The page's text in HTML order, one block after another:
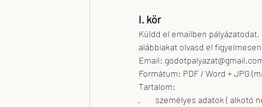
I. kör
Küldd el emailben
alábbiakat olvasd el
Email:
Formátum: PDF / Word + JPG
Tartalom:
·        személyes adatok (